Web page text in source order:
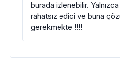
burada izlenebilir.
rahatsız edici ve buna
gerekmekte !!!!